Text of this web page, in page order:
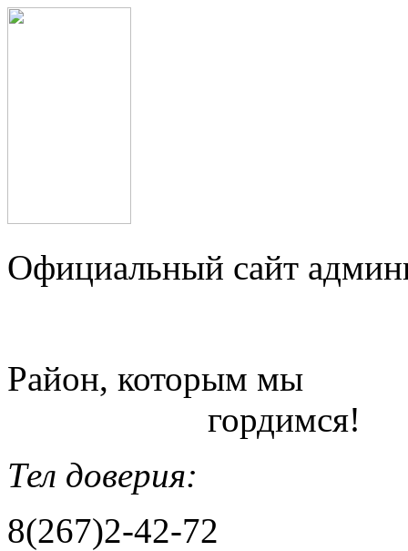
Официальный сайт
Район, которым мы
гордимся!
Тел доверия:
8(267)2-42-72